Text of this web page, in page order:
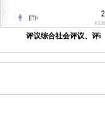
评议综合社会评议、评i